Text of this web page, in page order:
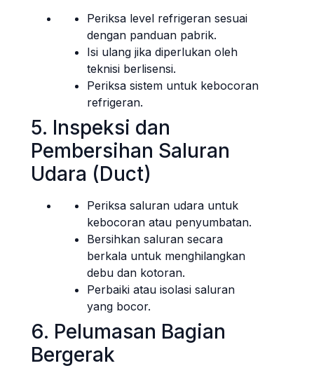
Periksa level refrigeran sesuai
dengan panduan pabrik.
Isi ulang jika diperlukan oleh
teknisi berlisensi.
Periksa sistem untuk kebocoran
refrigeran.
5. Inspeksi dan
Pembersihan Saluran
Udara (Duct)
Periksa saluran udara untuk
kebocoran atau penyumbatan.
Bersihkan saluran secara
berkala untuk menghilangkan
debu dan kotoran.
Perbaiki atau isolasi saluran
yang bocor.
6. Pelumasan Bagian
Bergerak